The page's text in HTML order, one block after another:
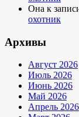
Она к
охотник
Архивы
Август 2026
Июль 2026
Июнь 2026
Май 2026
Апрель 2026